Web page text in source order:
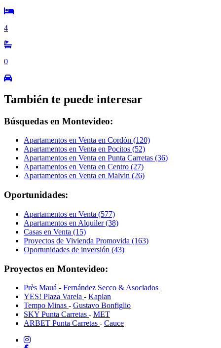
4
0
También te puede interesar
Búsquedas en Montevideo:
Apartamentos en Venta en Cordón (120)
Apartamentos en Venta en Pocitos (52)
Apartamentos en Venta en Punta Carretas (36)
Apartamentos en Venta en Centro (27)
Apartamentos en Venta en Malvin (26)
Oportunidades:
Apartamentos en Venta (577)
Apartamentos en Alquiler (38)
Casas en Venta (15)
Proyectos de Vivienda Promovida (163)
Oportunidades de inversión (43)
Proyectos en Montevideo:
Près Mauá - Fernández Secco & Asociados
YES! Plaza Varela - Kaplan
Tempo Minas - Gustavo Bonfiglio
SKY Punta Carretas - MET
ARBET Punta Carretas - Cauce